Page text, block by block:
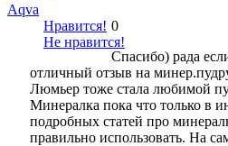
Aqva
Нравится!
Не нравится!
0
Спасибо) рада
отличный отзыв на
Люмьер тоже стала любимой
Минералка пока что только в
подробных статей про
правильно использовать. На